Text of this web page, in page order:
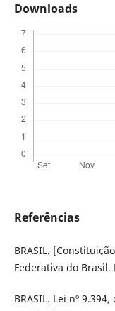
Downloads
Referências
BRASIL.
Federativa do Brasil.
BRASIL. Lei nº